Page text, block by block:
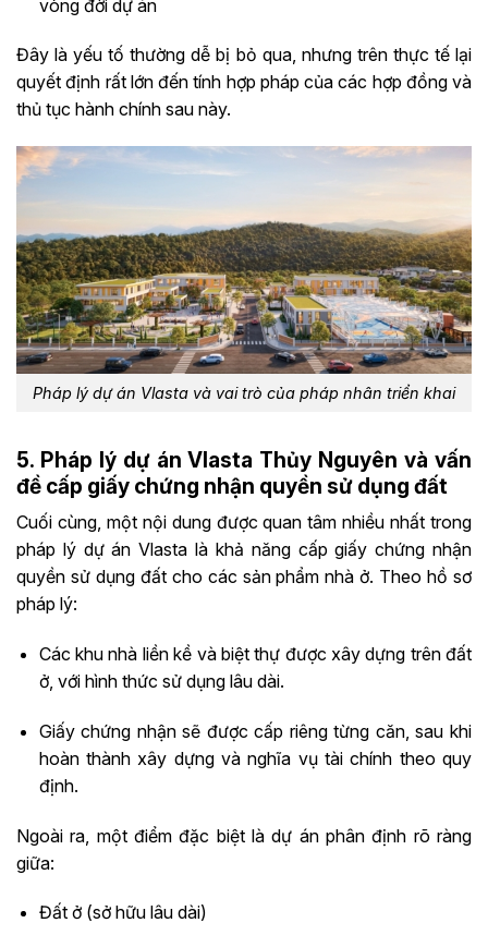
vòng đời dự án
Đây là yếu tố thường dễ bị bỏ qua, nhưng trên thực tế lại
quyết định rất lớn đến tính hợp pháp của các hợp đồng và
thủ tục hành chính sau này.
Pháp lý dự án Vlasta và vai trò của pháp nhân triển khai
5. Pháp lý dự án Vlasta Thủy Nguyên và vấn
đề cấp giấy chứng nhận quyền sử dụng đất
Cuối cùng, một nội dung được quan tâm nhiều nhất trong
pháp lý dự án Vlasta là khả năng cấp giấy chứng nhận
quyền sử dụng đất cho các sản phẩm nhà ở. Theo hồ sơ
pháp lý:
Các khu nhà liền kề và biệt thự được xây dựng trên đất
ở, với hình thức sử dụng lâu dài.
Giấy chứng nhận sẽ được cấp riêng từng căn, sau khi
hoàn thành xây dựng và nghĩa vụ tài chính theo quy
định.
Ngoài ra, một điểm đặc biệt là dự án phân định rõ ràng
giữa:
Đất ở (sở hữu lâu dài)